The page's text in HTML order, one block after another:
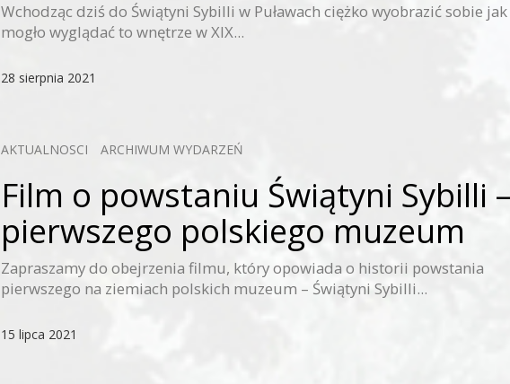
Wchodząc dziś do Świątyni Sybilli w Puławach ciężko wyobrazić sobie jak
mogło wyglądać to wnętrze w XIX...
28 sierpnia 2021
AKTUALNOSCI ARCHIWUM WYDARZEŃ
Film o powstaniu Świątyni Sybilli –
pierwszego polskiego muzeum
Zapraszamy do obejrzenia filmu, który opowiada o historii powstania
pierwszego na ziemiach polskich muzeum – Świątyni Sybilli...
15 lipca 2021